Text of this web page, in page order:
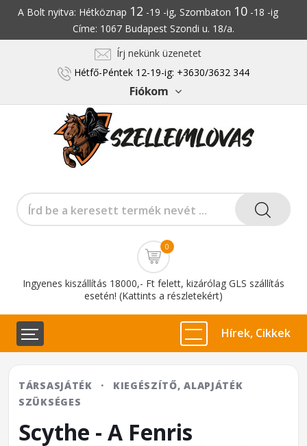
A Bolt nyitva: Hétköznap 12 -19 -ig, Szombaton 10-18 -ig
Címe: 1067 Budapest Szondi u. 18/a.
Írj nekünk üzenetet
Hétfő-Péntek 12-19-ig: +3630/3632 344
Fiókom
0
Ingyenes kiszállítás 18000,- Ft felett, kizárólag GLS szállítás
esetén! (Kattints a részletekért)
Hírek, Cikkek
TÁRSASJÁTÉK ·
KIEGÉSZÍTŐ, ALAPJÁTÉK
SZÜKSÉGES
Scythe - A Fenris